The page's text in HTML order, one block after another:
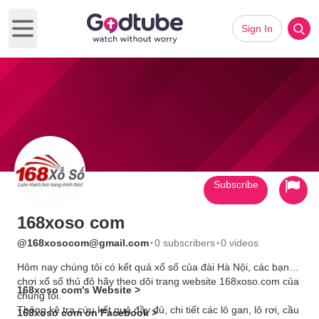
Open main menu
Sign In
168xoso com
@168xosocom@gmail.com·0 subscribers·0 videos
Hôm nay chúng tôi có kết quả xổ số của đài Hà Nội, các bạn
chơi xổ số thủ đô hãy theo dõi trang website 168xoso.com của
chúng tôi.
Thông kê tra cứu kết quả đầy đủ, chi tiết các lô gan, lô rơi, cầu
168xoso com's Website >
168xoso com on Facebook >
Subscribe